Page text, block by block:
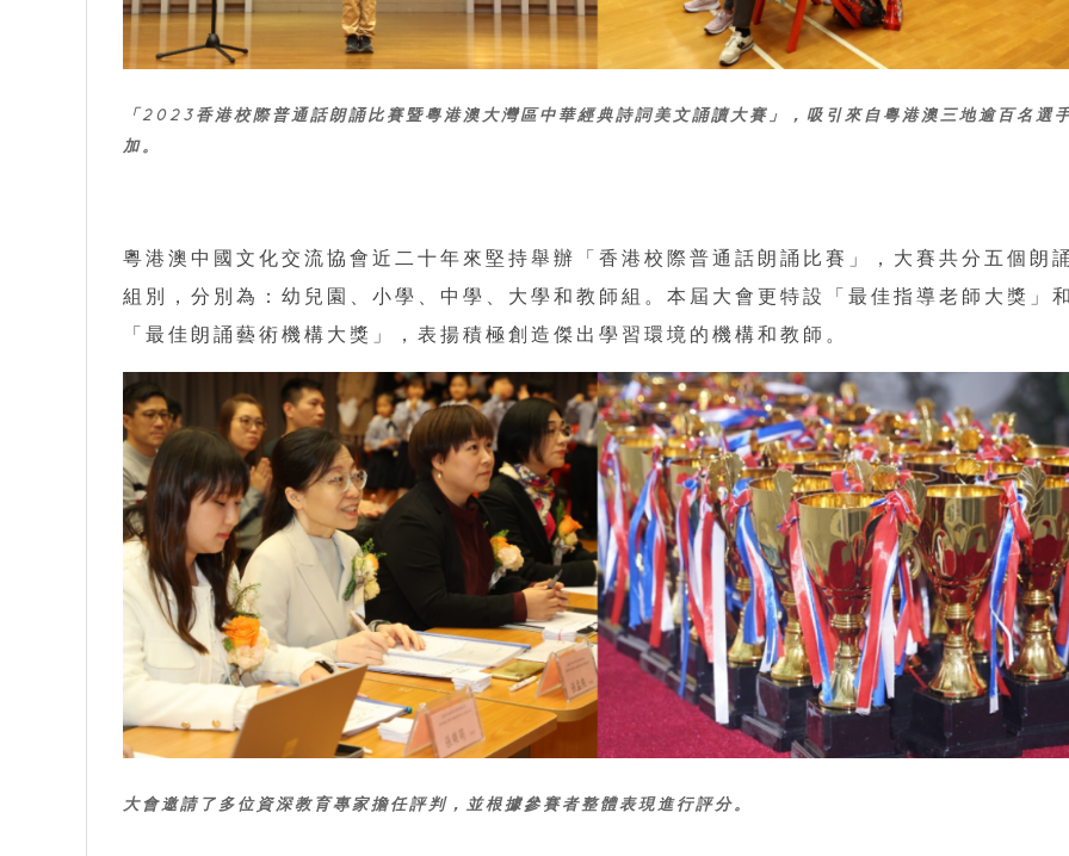
「2023香港校際普通話朗誦比賽暨粵港澳大灣區中華經典詩詞美文誦讀大賽」，吸引來自粵港澳三地逾百名選
加。
粵港澳中國文化交流協會近二十年來堅持舉辦「香港校際普通話朗誦比賽」，大賽共分五個朗
組別，分別為：幼兒園、小學、中學、大學和教師組。本屆大會更特設「最佳指導老師大獎」
「最佳朗誦藝術機構大獎」，表揚積極創造傑出學習環境的機構和教師。
大會邀請了多位資深教育專家擔任評判，並根據參賽者整體表現進行評分。